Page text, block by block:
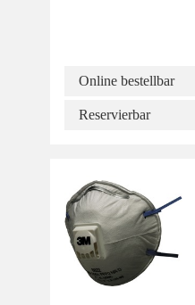
Online bestellbar
Reservierbar